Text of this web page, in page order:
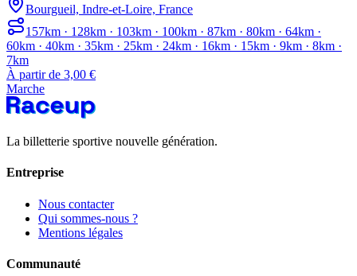
Bourgueil, Indre-et-Loire, France
157km · 128km · 103km · 100km · 87km · 80km · 64km ·
60km · 40km · 35km · 25km · 24km · 16km · 15km · 9km · 8km ·
7km
À partir de 3,00 €
Marche
La billetterie sportive nouvelle génération.
Entreprise
Nous contacter
Qui sommes-nous ?
Mentions légales
Communauté